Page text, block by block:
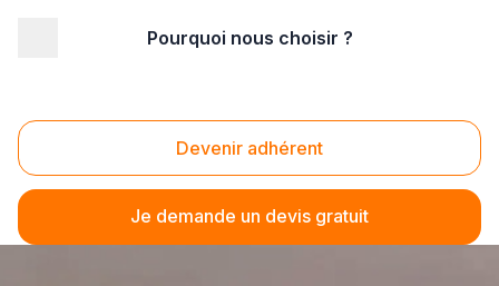
Pourquoi nous choisir ?
Devenir adhérent
Je demande un devis gratuit